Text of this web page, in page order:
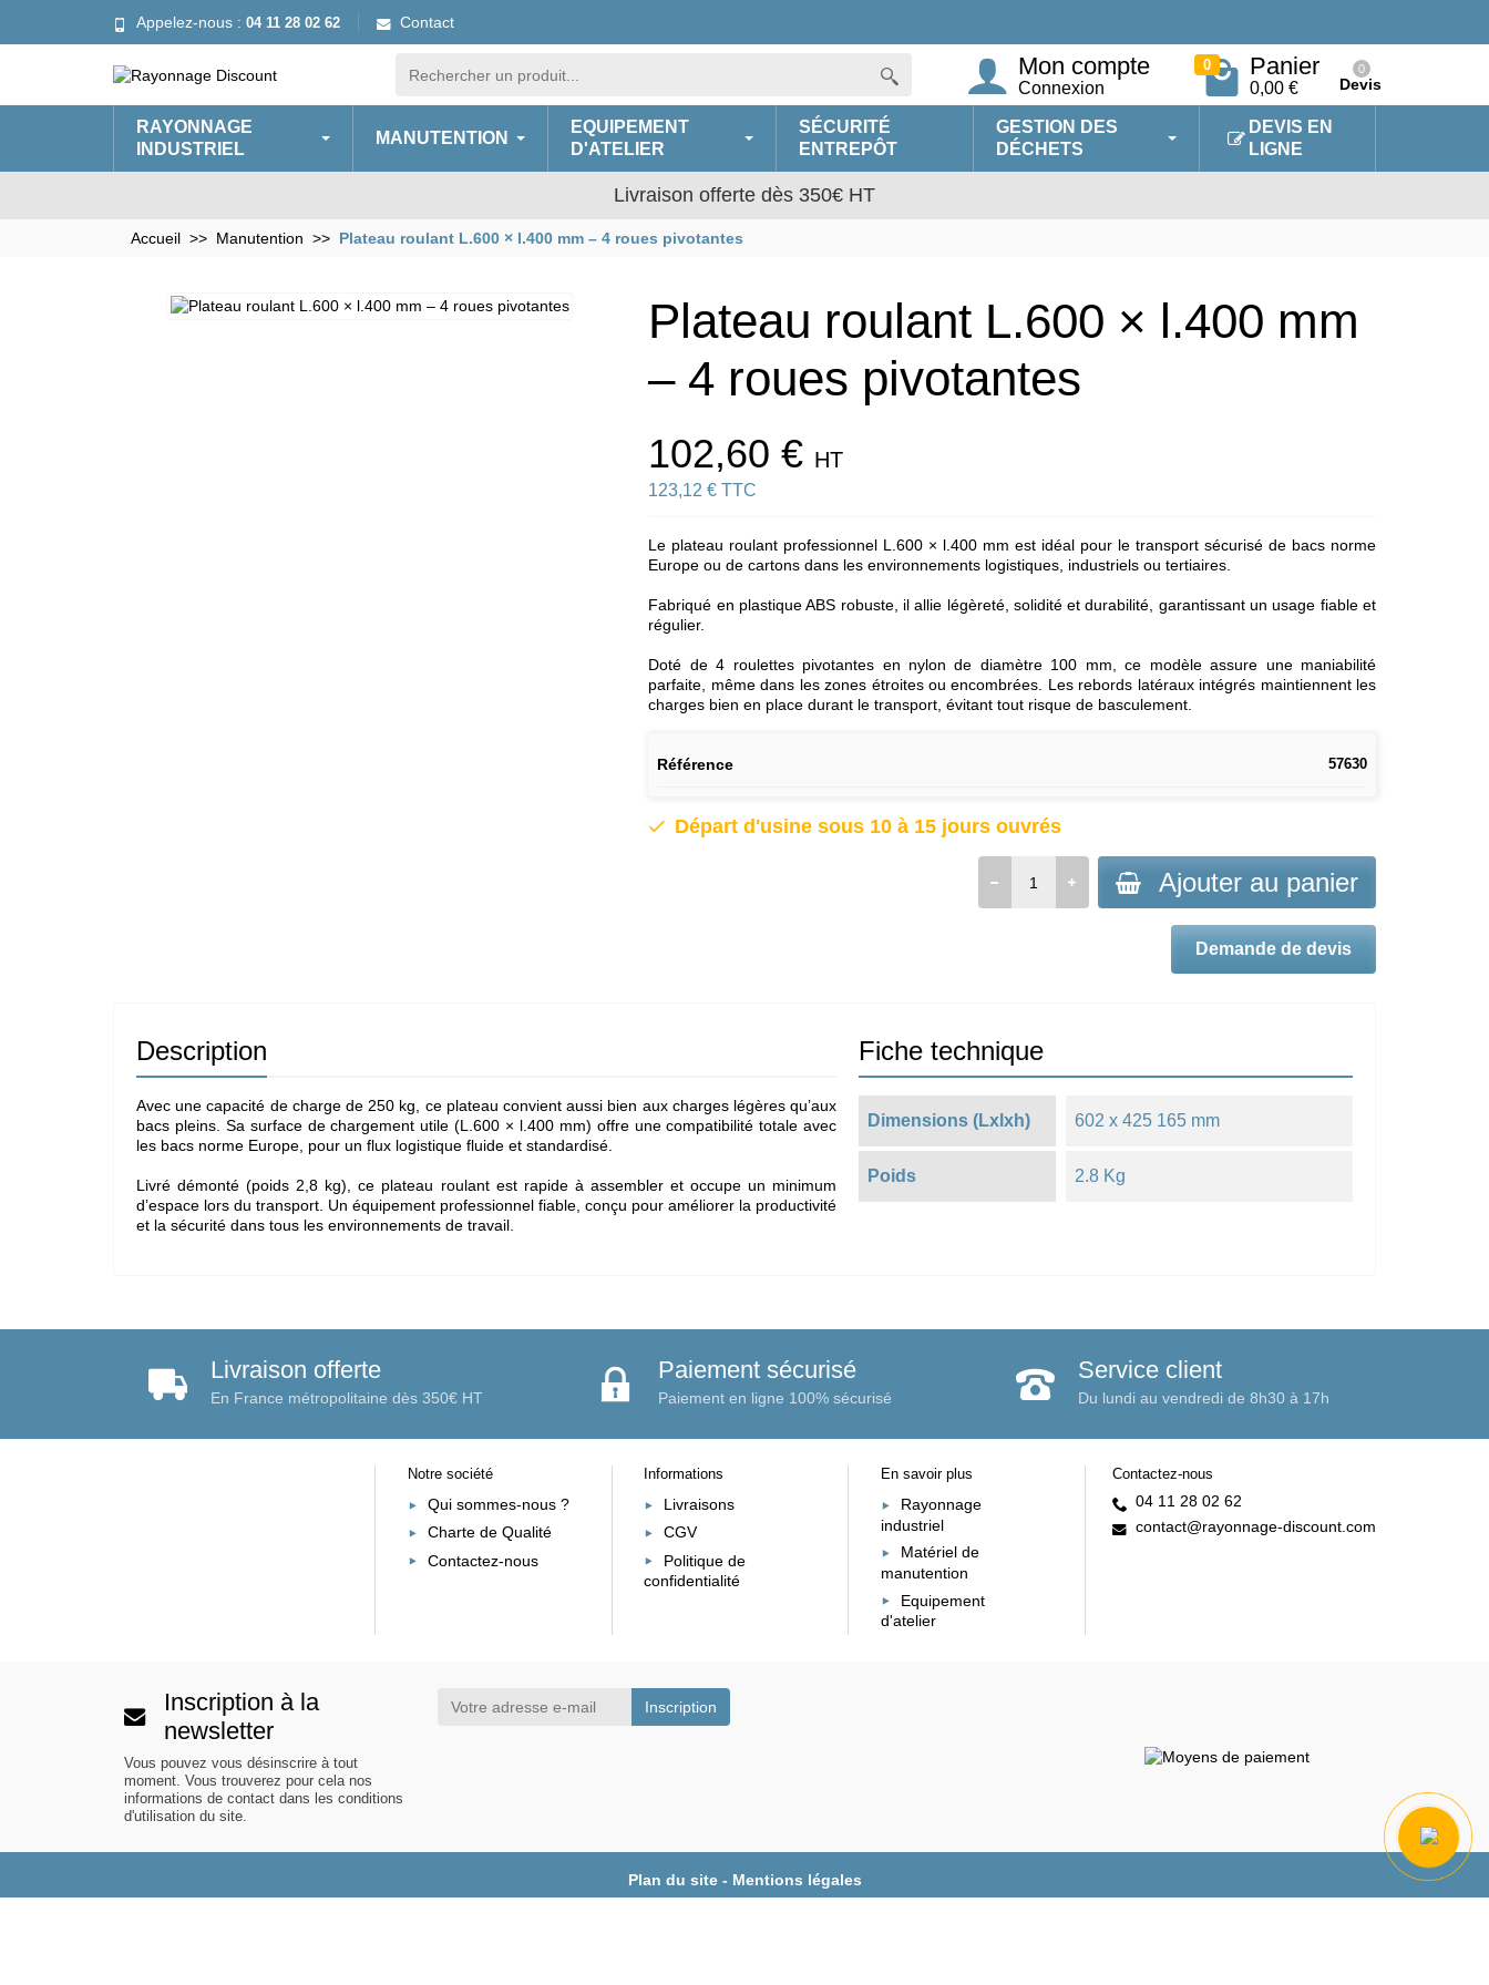
Appelez-nous : 04 11 28 02 62 Contact
Mon compte
Connexion
0 Panier
0,00 € Devis
0
RAYONNAGE
INDUSTRIEL
MANUTENTION
EQUIPEMENT
D'ATELIER
SÉCURITÉ
ENTREPÔT
GESTION DES
DÉCHETS
DEVIS EN
LIGNE
Livraison offerte dès 350€ HT
Accueil Manutention Plateau roulant L.600 × l.400 mm – 4 roues pivotantes
Plateau roulant L.600 × l.400 mm
– 4 roues pivotantes
102,60 € HT
123,12 € TTC
Le plateau roulant professionnel L.600 × l.400 mm est idéal pour le transport sécurisé de bacs norme
Europe ou de cartons dans les environnements logistiques, industriels ou tertiaires.
Fabriqué en plastique ABS robuste, il allie légèreté, solidité et durabilité, garantissant un usage fiable et
régulier.
Doté de 4 roulettes pivotantes en nylon de diamètre 100 mm, ce modèle assure une maniabilité
parfaite, même dans les zones étroites ou encombrées. Les rebords latéraux intégrés maintiennent les
charges bien en place durant le transport, évitant tout risque de basculement.
Référence 57630
Départ d'usine sous 10 à 15 jours ouvrés
Ajouter au panier
Demande de devis
Description
Avec une capacité de charge de 250 kg, ce plateau convient aussi bien aux charges légères qu’aux
bacs pleins. Sa surface de chargement utile (L.600 × l.400 mm) offre une compatibilité totale avec
les bacs norme Europe, pour un flux logistique fluide et standardisé.
Livré démonté (poids 2,8 kg), ce plateau roulant est rapide à assembler et occupe un minimum
d’espace lors du transport. Un équipement professionnel fiable, conçu pour améliorer la productivité
et la sécurité dans tous les environnements de travail.
Fiche technique
Dimensions (Lxlxh) 602 x 425 165 mm
Poids 2.8 Kg
Livraison offerte
En France métropolitaine dès 350€ HT
Paiement sécurisé
Paiement en ligne 100% sécurisé
Service client
Du lundi au vendredi de 8h30 à 17h
Notre société
Qui sommes-nous ?
Charte de Qualité
Contactez-nous
Informations
Livraisons
CGV
Politique de
confidentialité
En savoir plus
Rayonnage
industriel
Matériel de
manutention
Equipement
d'atelier
Contactez-nous
04 11 28 02 62
contact@rayonnage-discount.com
Inscription à la
newsletter
Vous pouvez vous désinscrire à tout
moment. Vous trouverez pour cela nos
informations de contact dans les conditions
d'utilisation du site.
Plan du site- Mentions légales